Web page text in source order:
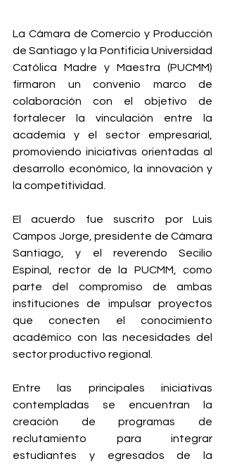
La Cámara de Comercio y Producción
de Santiago y la Pontificia Universidad
Católica Madre y Maestra (PUCMM)
firmaron un convenio marco de
colaboración con el objetivo de
fortalecer la vinculación entre la
academia y el sector empresarial,
promoviendo iniciativas orientadas al
desarrollo económico, la innovación y
la competitividad.
El acuerdo fue suscrito por Luis
Campos Jorge, presidente de Cámara
Santiago, y el reverendo Secilio
Espinal, rector de la PUCMM, como
parte del compromiso de ambas
instituciones de impulsar proyectos
que conecten el conocimiento
académico con las necesidades del
sector productivo regional.
Entre las principales iniciativas
contempladas se encuentran la
creación de programas de
reclutamiento para integrar
estudiantes y egresados de la